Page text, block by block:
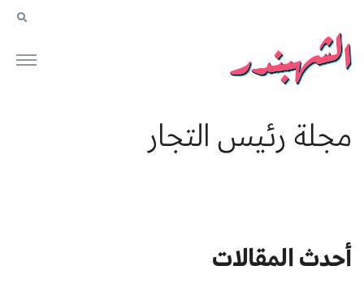
مجلة رئيس التجار
أحدث المقالات